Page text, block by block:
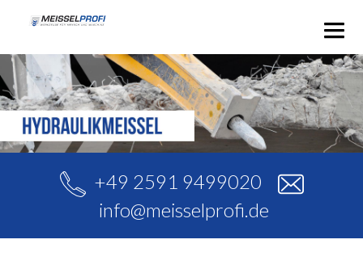
STARTSEITE
AKTUELLES
EINSTECKWERKZEUGE
Hydraulikmeissel
ERSATZTEILE & ZUBEHÖR
Ersatzteile
PRODUKTSUCHE
+49 2591 9499020
info@meisselprofi.de